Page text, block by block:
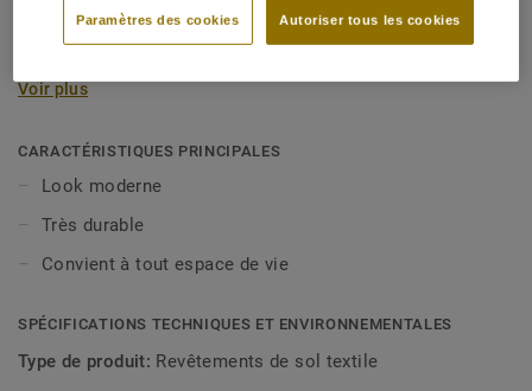
innovants. La torsion du fil et l'ajout de fils noirs créent
une finition unique en forme de galet. Cette combinaison
couleurs d'accentuation puissantes. Contour est une
couleurs dissimulent très bien la saleté. DESSO Contour
convient aussi bien à un style de vie élégant qu'à une
Voir plus
CARACTÉRISTIQUES PRINCIPALES
Look moderne
Très durable
Convient à tout espace de vie
SPÉCIFICATIONS TECHNIQUES ET ENVIRONNEMENTALES
Type de produit: Revêtements de sol textile
Autoriser tous les cookies
Paramètres des cookies